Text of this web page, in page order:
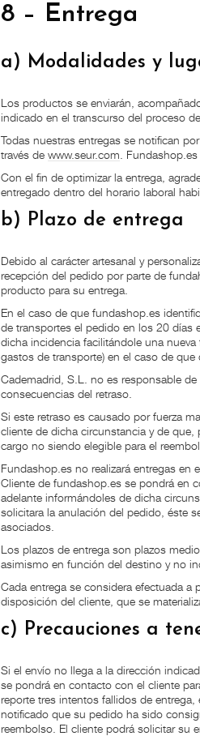
8 – Entrega
a) Modalidades y
Los productos se enviarán,
indicado en el transcurso del proceso
Todas nuestras entregas se notifican
través de www.seur.com .
Con el fin de optimizar la entrega,
entregado dentro del horario laboral
b) Plazo de entrega
Debido al carácter artesanal y
recepción del pedido por parte de
producto para su entrega.
En el caso de que fundashop.es
de transportes el pedido en los 20 días
dicha incidencia facilitándole una
gastos de transporte) en el caso de
Cademadrid, S.L. no es responsable
consecuencias del retraso.
Si este retraso es causado por fuerza
cliente de dicha circunstancia y de
cargo no siendo elegible para el
Fundashop.es no realizará entregas en
Cliente de fundashop.es se pondrá en
adelante informándoles de dicha
solicitara la anulación del pedido, éste
asociados.
Los plazos de entrega son plazos
asimismo en función del destino y no
Cada entrega se considera efectuada
disposición del cliente, que se
c) Precauciones a
Si el envío no llega a la dirección
se pondrá en contacto con el cliente
reporte tres intentos fallidos de
notificado que su pedido ha sido
reembolso. El cliente podrá solicitar su